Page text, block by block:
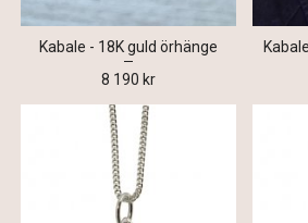
Kabale - 18K guld örhänge
8 190 kr